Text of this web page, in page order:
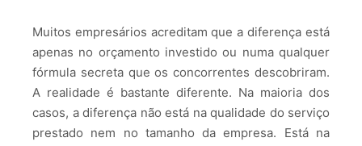
Muitos empresários acreditam que a diferença está
apenas no orçamento investido ou numa qualquer
fórmula secreta que os concorrentes descobriram.
A realidade é bastante diferente. Na maioria dos
casos, a diferença não está na qualidade do serviço
prestado nem no tamanho da empresa. Está na